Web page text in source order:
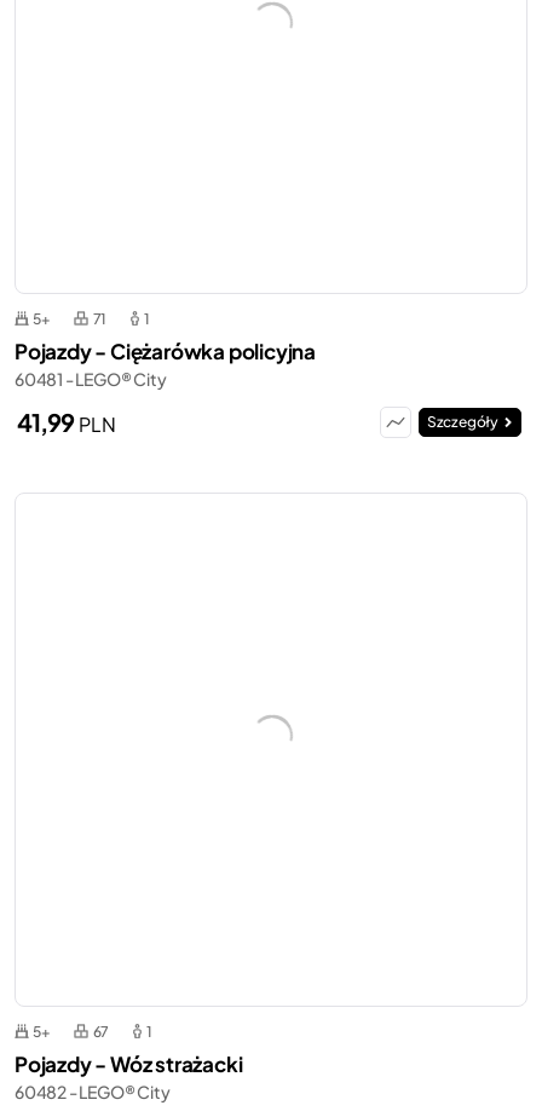
5+ 71 1
Pojazdy - Ciężarówka policyjna
60481 - LEGO® City
41,99PLN Szczegóły
5+ 67 1
Pojazdy - Wóz strażacki
60482 - LEGO® City